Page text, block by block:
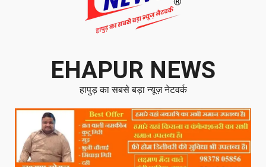
EHAPUR NEWS
हापुड़ का सबसे बड़ा न्यूज़ नेटवर्क